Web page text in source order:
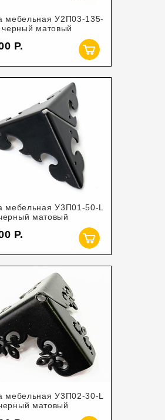
мебельная У2П03-135-
черный матовый
мебельная У3П01-50-L
матовый
мебельная У3П02-30-L
матовый